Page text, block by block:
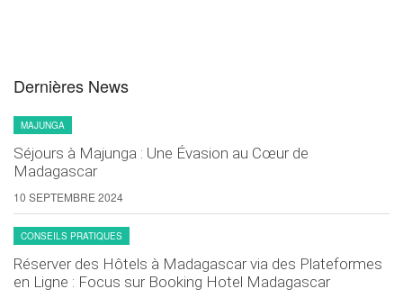
Dernières News
MAJUNGA
Séjours à Majunga : Une Évasion au Cœur de
Madagascar
10 SEPTEMBRE 2024
CONSEILS PRATIQUES
Réserver des Hôtels à Madagascar via des Plateformes
en Ligne : Focus sur Booking Hotel Madagascar